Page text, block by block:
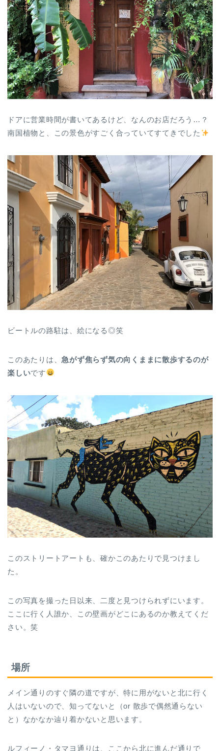
ドアに営業時間が書いてあるけど、なんのお店だろう…？
南国植物と、この景色がすごく合っていてすてきでした
ビートルの路駐は、絵になる◎笑
このあたりは、急がず焦らず気の向くままに散歩するのが
楽しいです
このストリートアートも、確かこのあたりで見つけまし
た。
この写真を撮った日以来、二度と見つけられずにいます。
ここに行く人誰か、この壁画がどこにあるのか教えてくだ
さい。笑
場所
メイン通りのすぐ隣の道ですが、特に用がないと北に行く
人はいないので、知ってないと（or 散歩で偶然通らない
と）なかなか辿り着かないと思います。
ルフィーノ・タマヨ通り は、ここから北に進んだ通りで